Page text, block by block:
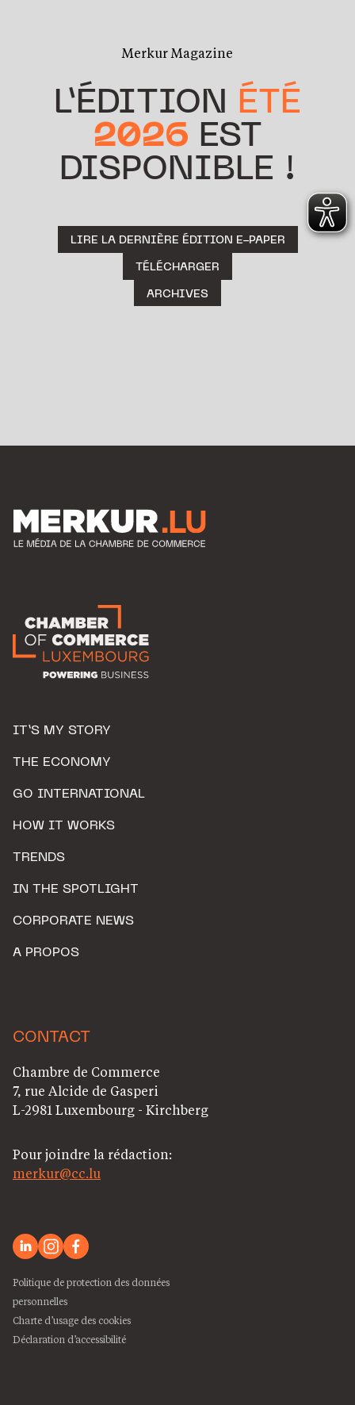
Merkur Magazine
L’ÉDITION ÉTÉ
2026 EST
DISPONIBLE !
LIRE LA DERNIÈRE ÉDITION E-PAPER
TÉLÉCHARGER
ARCHIVES
IT’S MY STORY
THE ECONOMY
GO INTERNATIONAL
HOW IT WORKS
TRENDS
IN THE SPOTLIGHT
CORPORATE NEWS
A PROPOS
CONTACT
Chambre de Commerce
7, rue Alcide de Gasperi
L-2981 Luxembourg - Kirchberg
Pour joindre la rédaction:
merkur@cc.lu
Politique de protection des données
personnelles
Charte d’usage des cookies
Déclaration d’accessibilité